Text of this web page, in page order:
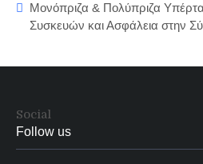
Μονόπριζα & Πολύπριζα
Συσκευών και Ασφάλεια στην
Social
Follow us